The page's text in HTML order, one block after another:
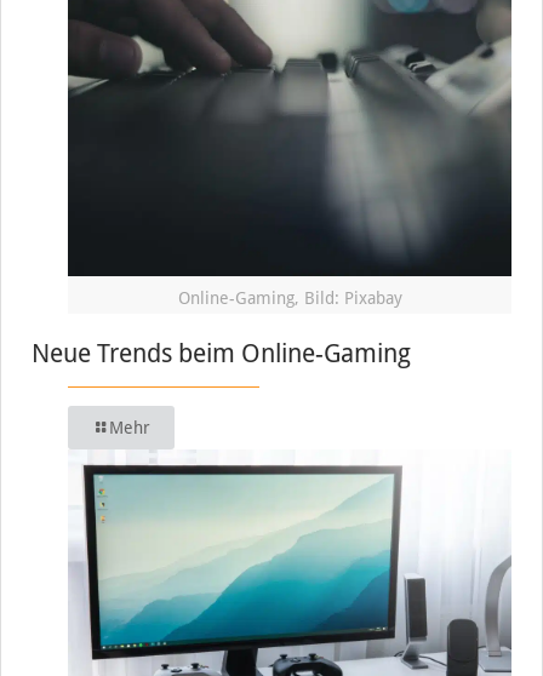
Online-Gaming, Bild: Pixabay
Neue Trends beim Online-Gaming
Mehr